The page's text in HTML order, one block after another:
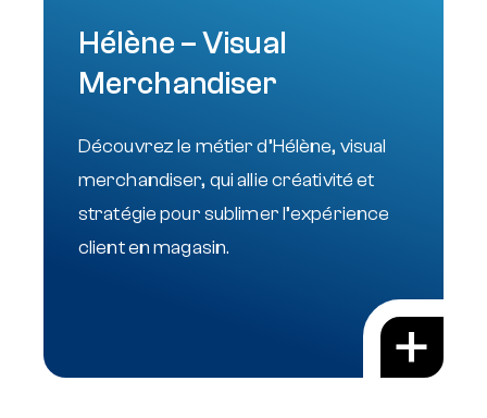
Hélène – Visual
Merchandiser
Découvrez le métier d’Hélène, visual
merchandiser, qui allie créativité et
stratégie pour sublimer l’expérience
client en magasin.
+